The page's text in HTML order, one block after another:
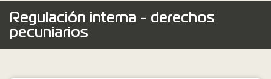
Regulación interna - derechos
pecuniarios